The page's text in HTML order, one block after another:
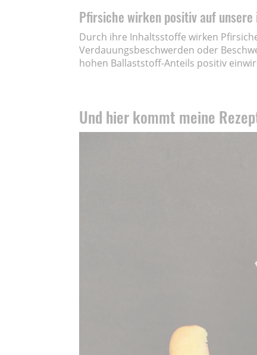
Pfirsiche wirken positiv auf unsere
Durch ihre Inhaltsstoffe wirken
Verdauungsbeschwerden oder
hohen Ballaststoff-Anteils positiv
Und hier kommt meine